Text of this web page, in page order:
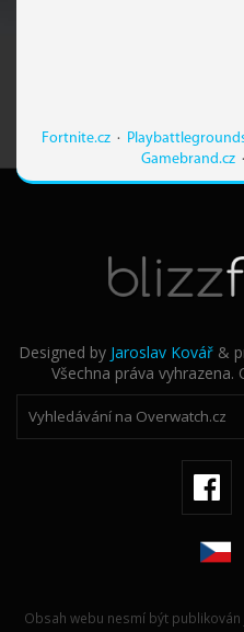
Fortnite.cz·
Gamebrand.cz ·
Designed by Jaroslav Kovář &
Všechna práva
Obsah webu nesmí být